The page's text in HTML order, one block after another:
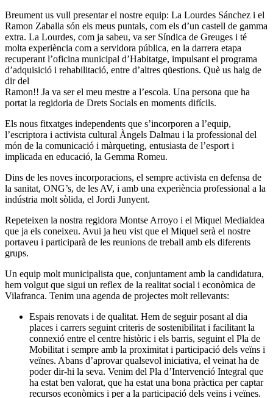
Breument us vull presentar el nostre equip: La Lourdes Sánchez i el
Ramon Zaballa són els meus puntals, com els d’un castell de gamma
extra. La Lourdes, com ja sabeu, va ser Síndica de Greuges i té
molta experiència com a servidora pública, en la darrera etapa
recuperant l’oficina municipal d’Habitatge, impulsant el programa
d’adquisició i rehabilitació, entre d’altres qüestions. Què us haig de
dir del
Ramon!! Ja va ser el meu mestre a l’escola. Una persona que ha
portat la regidoria de Drets Socials en moments difícils.
Els nous fitxatges independents que s’incorporen a l’equip,
l’escriptora i activista cultural Àngels Dalmau i la professional del
món de la comunicació i màrqueting, entusiasta de l’esport i
implicada en educació, la Gemma Romeu.
Dins de les noves incorporacions, el sempre activista en defensa de
la sanitat, ONG’s, de les AV, i amb una experiència professional a la
indústria molt sòlida, el Jordi Junyent.
Repeteixen la nostra regidora Montse Arroyo i el Miquel Medialdea
que ja els coneixeu. Avui ja heu vist que el Miquel serà el nostre
portaveu i participarà de les reunions de treball amb els diferents
grups.
Un equip molt municipalista que, conjuntament amb la candidatura,
hem volgut que sigui un reflex de la realitat social i econòmica de
Vilafranca. Tenim una agenda de projectes molt rellevants:
Espais renovats i de qualitat. Hem de seguir posant al dia
places i carrers seguint criteris de sostenibilitat i facilitant la
connexió entre el centre històric i els barris, seguint el Pla de
Mobilitat i sempre amb la proximitat i participació dels veïns i
veïnes. Abans d’aprovar qualsevol iniciativa, el veïnat ha de
poder dir-hi la seva. Venim del Pla d’Intervenció Integral que
ha estat ben valorat, que ha estat una bona pràctica per captar
recursos econòmics i per a la participació dels veïns i veïnes.